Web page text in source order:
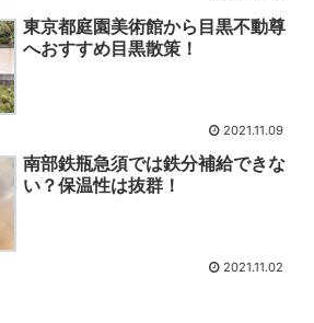
東京都庭園美術館から目黒不動尊
へおすすめ目黒散策！
2021.11.09
南部鉄瓶急須では鉄分補給できな
い？保温性は抜群！
2021.11.02